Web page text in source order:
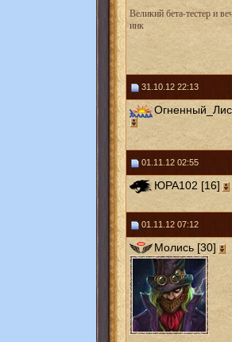
Великий бета-тестер и
инк
31.10.12 22:13
01.11.12 02:55
ЮРА102 [16]
01.11.12 07:12
Молись [30]